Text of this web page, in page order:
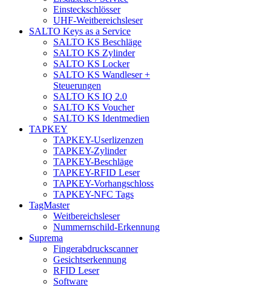
Einsteckschlösser
UHF-Weitbereichsleser
SALTO Keys as a Service
SALTO KS Beschläge
SALTO KS Zylinder
SALTO KS Locker
SALTO KS Wandleser +
Steuerungen
SALTO KS IQ 2.0
SALTO KS Voucher
SALTO KS Identmedien
TAPKEY
TAPKEY-Userlizenzen
TAPKEY-Zylinder
TAPKEY-Beschläge
TAPKEY-RFID Leser
TAPKEY-Vorhangschloss
TAPKEY-NFC Tags
TagMaster
Weitbereichsleser
Nummernschild-Erkennung
Suprema
Fingerabdruckscanner
Gesichtserkennung
RFID Leser
Software